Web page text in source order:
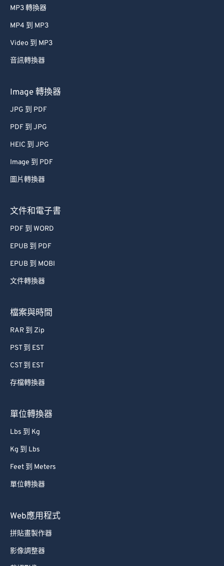
MP3 轉換器
MP4 到 MP3
Video 到 MP3
音訊轉換器
Image 轉換器
JPG 到 PDF
PDF 到 JPG
HEIC 到 JPG
Image 到 PDF
圖片轉換器
文件和電子書
PDF 到 WORD
EPUB 到 PDF
EPUB 到 MOBI
文件轉換器
檔案與時間
RAR 到 Zip
PST 到 EST
CST 到 EST
存檔轉換器
單位轉換器
Lbs 到 Kg
Kg 到 Lbs
Feet 到 Meters
單位轉換器
Web應用程式
拼貼畫製作器
影像調整器